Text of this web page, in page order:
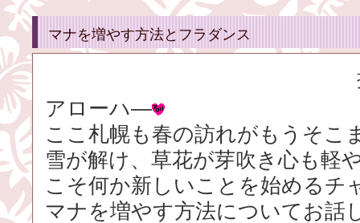
マナを増やす方法とフラダンス
アローハ―
ここ札幌も春の訪れがもうそこ
雪が解け、草花が芽吹き心も軽
こそ何か新しいことを始めるチ
マナを増やす方法についてお話